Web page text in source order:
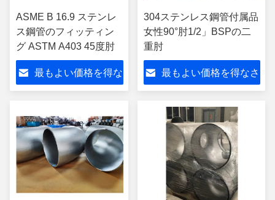
ASME B 16.9 ステンレ
ス鋼管のフィッティン
グ ASTM A403 45度肘
最もよい価格を得な
304ステンレス鋼管付属品
女性90°肘1/2」BSPの二
重肘
最もよい価格を得なさ